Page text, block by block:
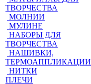
ТВОРЧЕСТВА
МОЛНИИ
МУЛИНЕ
НАБОРЫ ДЛЯ
ТВОРЧЕСТВА
НАШИВКИ,
ТЕРМОАППЛИКАЦИИ
НИТКИ
ПЛЕЧИ